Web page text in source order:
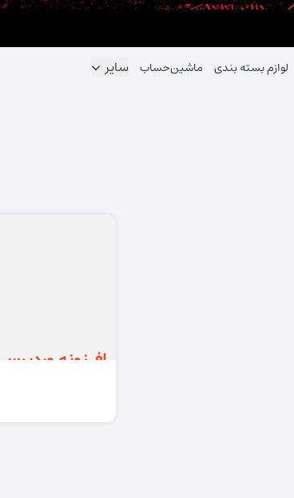
لوازم بسته بندی ماشین‌حساب سایر